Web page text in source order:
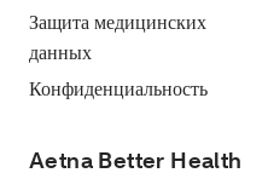
Защита медицинских
данных
Конфиденциальность
Aetna Better Health